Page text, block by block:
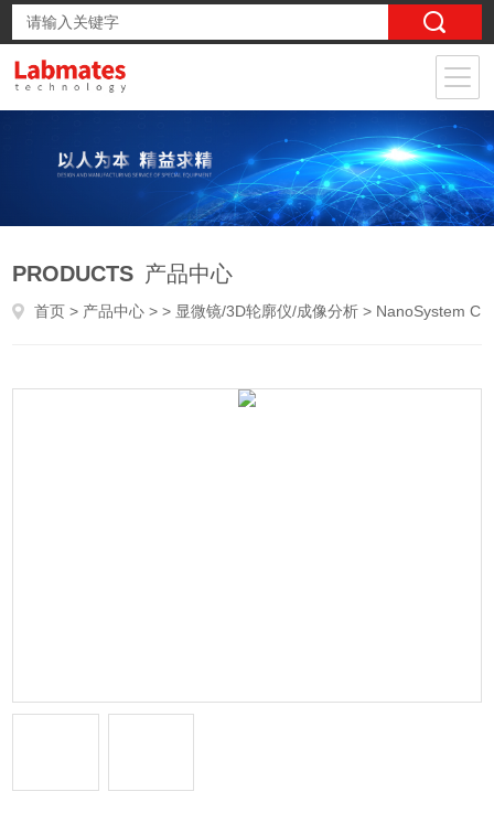
PRODUCTS 产品中心
首页 > 产品中心 > > 显微镜/3D轮廓仪/成像分析 > NanoSystem CS-2000气缸内壁光学测量系统